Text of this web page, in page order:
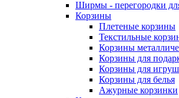
Ширмы - перегородки
Корзины
Плетеные корзины
Текстильные
Корзины
Корзины для
Корзины для
Корзины для белья
Ажурные корзинки